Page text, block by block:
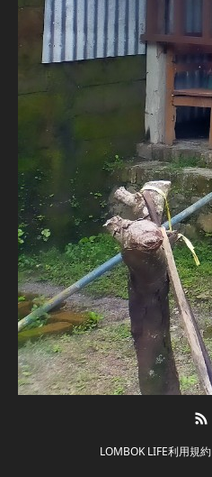
LOMBOK LIFE利用規約